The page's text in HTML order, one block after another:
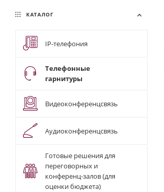
КАТАЛОГ
IP-телефония
Телефонные
гарнитуры
Видеоконференцсвязь
Аудиоконференцсвязь
Готовые решения для
переговорных и
конференц-залов (для
оценки бюджета)